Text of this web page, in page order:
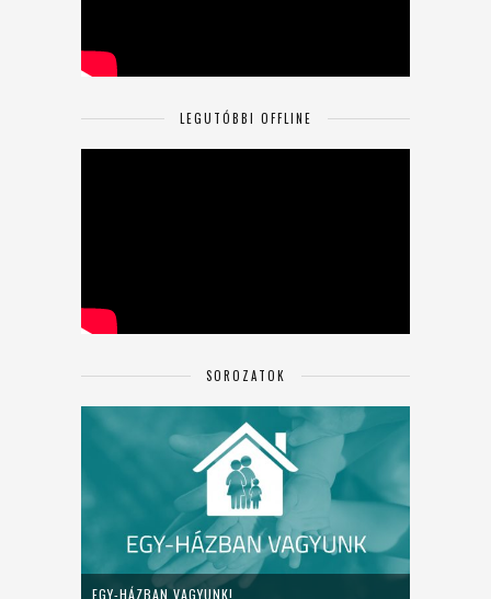
LEGUTÓBBI OFFLINE
SOROZATOK
EGY-HÁZBAN VAGYUNK!